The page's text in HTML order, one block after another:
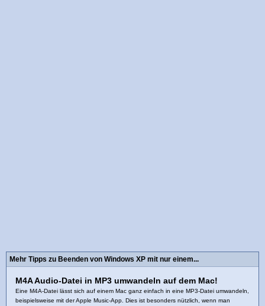
Mehr Tipps zu Beenden von Windows XP mit nur einem...
M4A Audio-Datei in MP3 umwandeln auf dem Mac!
Eine M4A-Datei lässt sich auf einem Mac ganz einfach in eine MP3-Datei umwandeln,
beispielsweise mit der Apple Music-App. Dies ist besonders nützlich, wenn man